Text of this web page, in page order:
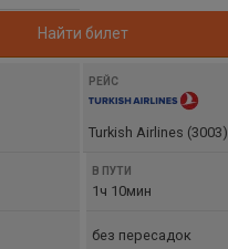
Найти билет
Turkish Airlines (3003)
1ч 10мин
без пересадок